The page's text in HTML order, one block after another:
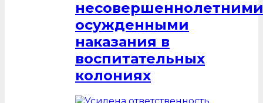
несовершеннолетними
осужденными
наказания в
воспитательных
колониях